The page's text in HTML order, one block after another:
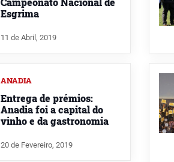
Esgrima
11 de Abril, 2019
ANADIA
Entrega de prémios:
Anadia foi a capital do
vinho e da gastronomia
20 de Fevereiro, 2019